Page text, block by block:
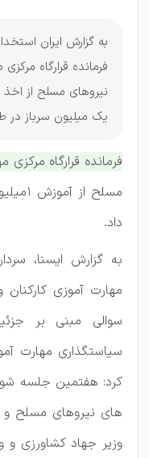
به گزارش ایران
فرمانده قرارگاه
نیروهای مسلح از
یک میلیون سرباز در طی مدت 7
فرمانده قرارگاه
داد.
به گزارش ایسنا،
مهارت آموزی
سوالی مبنی بر
سیاستگذاری مهارت
کرد: هفتمین جلسه
های نیروهای مسلح و
وزیر جهاد کشاورزی و